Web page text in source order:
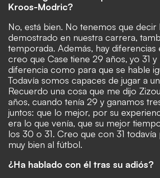
Kroos-Modric?
No, está bien. No tenemos que
demostrado en nuestra carrera,
temporada. Además, hay
creo que Case tiene 29 años, yo 31 y
diferencia como para que se hable
Todavía somos capaces de jugar a
Recuerdo una cosa que me dijo
años, cuando tenía 29 y ganamos
juntos: que lo mejor, por su
era lo que venía, que su mejor
los 30 o 31. Creo que con 31 todavía
muy bien al fútbol.
¿Ha hablado con él tras su adiós?